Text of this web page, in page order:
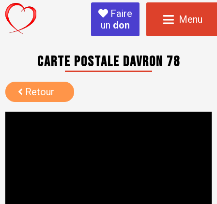
Faire
un don Menu
Carte postale Davron 78
Retour